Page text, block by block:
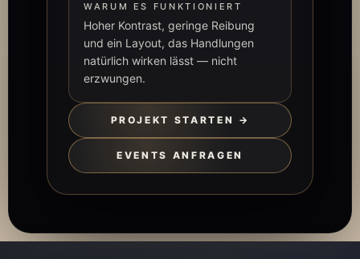
WARUM ES FUNKTIONIERT
Hoher Kontrast, geringe Reibung
und ein Layout, das Handlungen
natürlich wirken lässt — nicht
erzwungen.
PROJEKT STARTEN →
EVENTS ANFRAGEN